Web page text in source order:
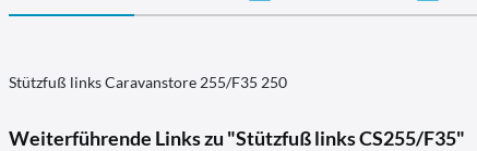
Stützfuß links Caravanstore 255/F35 250
Weiterführende Links zu "Stützfuß links CS255/F35"